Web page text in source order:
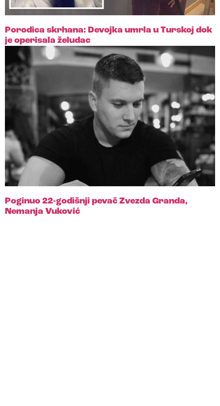
Porodica skrhana: Devojka umrla u Turskoj dok
je operisala želudac
Poginuo 22-godišnji pevač Zvezda Granda,
Nemanja Vuković